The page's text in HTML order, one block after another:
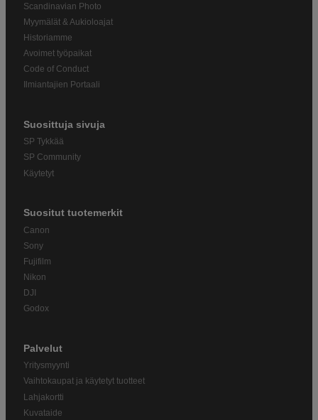
Scandinavian Photo
Myymälät & Aukioloajat
Historiamme
Avoimet työpaikat
Code of Conduct
Ilmiantajien Portaali
Suosittuja sivuja
SP Tykkää
SP Community
Käytetyt
Suositut tuotemerkit
Canon
Sony
Fujifilm
Nikon
DJI
Godox
Palvelut
Yritysmyynti
Vaihtokaupat ja käytetyt tuotteet
Lahjakortti
Kuvataide